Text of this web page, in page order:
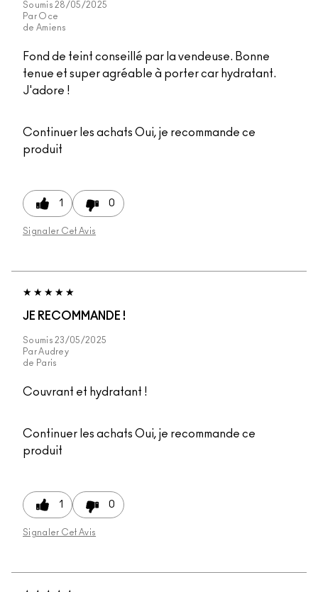
Soumis 28/05/2025
Par Oce
de Amiens
Fond de teint conseillé par la vendeuse. Bonne
tenue et super agréable à porter car hydratant.
J'adore !
Continuer les achats Oui, je recommande ce
produit
1 0
Signaler Cet Avis
JE RECOMMANDE !
Soumis 23/05/2025
ParAudrey
de Paris
Couvrant et hydratant !
Continuer les achats Oui, je recommande ce
produit
1 0
Signaler Cet Avis